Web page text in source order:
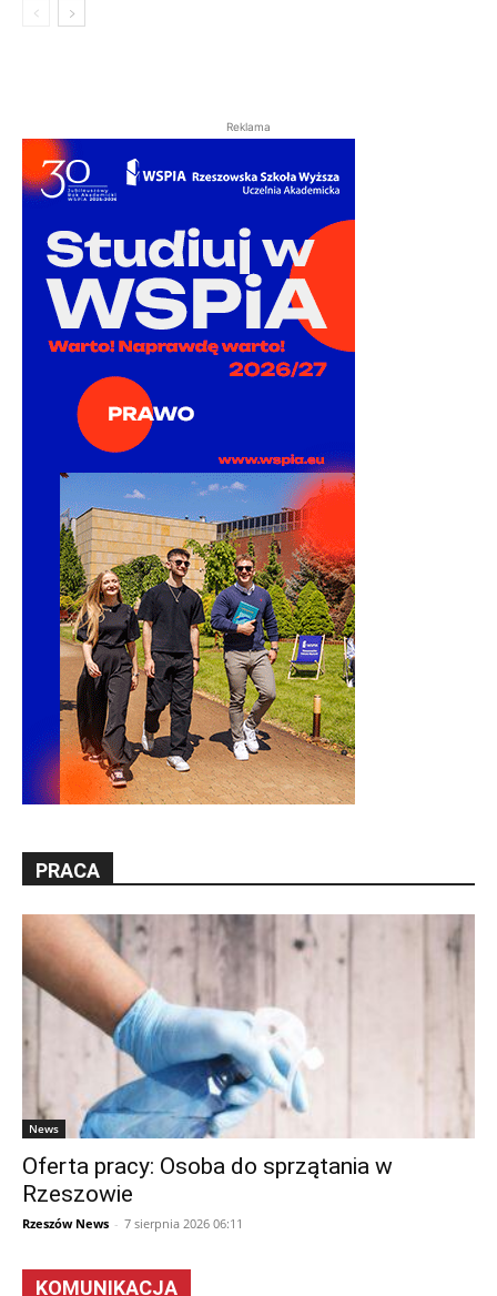
Reklama
PRACA
News
Oferta pracy: Osoba do sprzątania w
Rzeszowie
Rzeszów News - 7 sierpnia 2026 06:11
KOMUNIKACJA